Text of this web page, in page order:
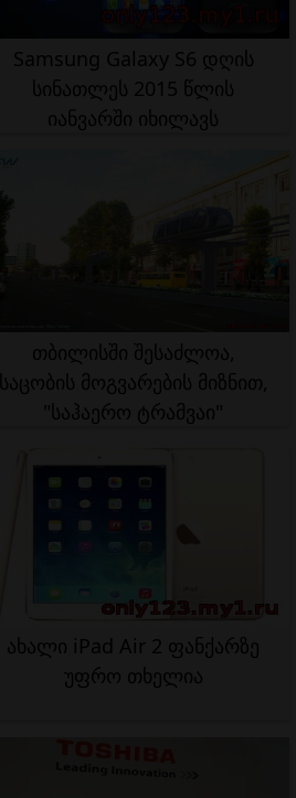
Samsung Galaxy S6 დღის
სინათლეს 2015 წლის
იანვარში იხილავს
თბილისში შესაძლოა,
საცობის მოგვარების მიზნით,
"საჰაერო ტრამვაი"
ახალი iPad Air 2 ფანქარზე
უფრო თხელია